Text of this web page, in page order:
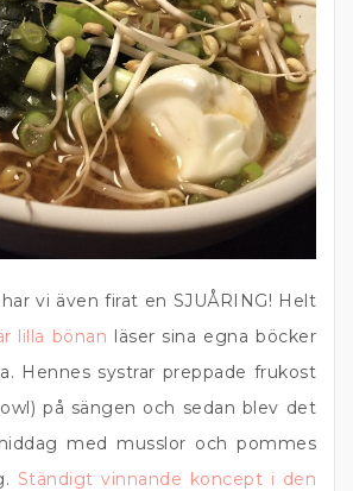
vi även firat en SJUÅRING! Helt
lilla bönan läser sina egna böcker
Hennes systrar preppade frukost
på sängen och sedan blev det
med musslor och pommes
Ständigt vinnande koncept i den